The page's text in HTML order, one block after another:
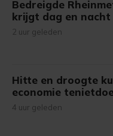
Bedreigde
krijgt dag en nacht
2 uur geleden
Hitte en droogte
economie
4 uur geleden